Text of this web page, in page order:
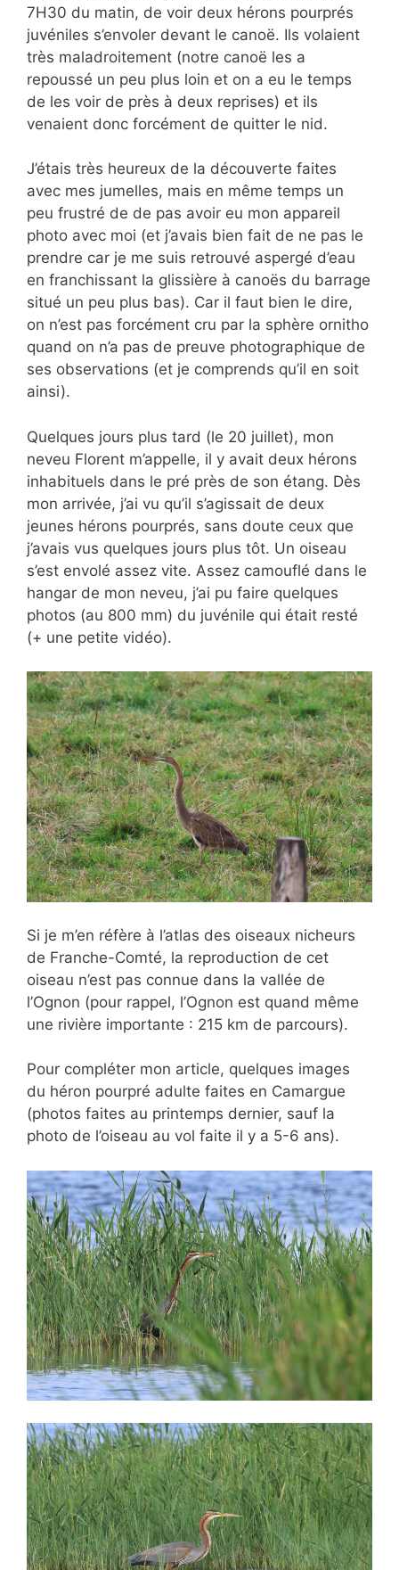
7H30 du matin, de voir deux hérons pourprés
juvéniles s’envoler devant le canoë. Ils volaient
très maladroitement (notre canoë les a
repoussé un peu plus loin et on a eu le temps
de les voir de près à deux reprises) et ils
venaient donc forcément de quitter le nid.
J’étais très heureux de la découverte faites
avec mes jumelles, mais en même temps un
peu frustré de de pas avoir eu mon appareil
photo avec moi (et j’avais bien fait de ne pas le
prendre car je me suis retrouvé aspergé d’eau
en franchissant la glissière à canoës du barrage
situé un peu plus bas). Car il faut bien le dire,
on n’est pas forcément cru par la sphère ornitho
quand on n’a pas de preuve photographique de
ses observations (et je comprends qu’il en soit
ainsi).
Quelques jours plus tard (le 20 juillet), mon
neveu Florent m’appelle, il y avait deux hérons
inhabituels dans le pré près de son étang. Dès
mon arrivée, j’ai vu qu’il s’agissait de deux
jeunes hérons pourprés, sans doute ceux que
j’avais vus quelques jours plus tôt. Un oiseau
s’est envolé assez vite. Assez camouflé dans le
hangar de mon neveu, j’ai pu faire quelques
photos (au 800 mm) du juvénile qui était resté
(+ une petite vidéo).
Si je m’en réfère à l’atlas des oiseaux nicheurs
de Franche-Comté, la reproduction de cet
oiseau n’est pas connue dans la vallée de
l’Ognon (pour rappel, l’Ognon est quand même
une rivière importante : 215 km de parcours).
Pour compléter mon article, quelques images
du héron pourpré adulte faites en Camargue
(photos faites au printemps dernier, sauf la
photo de l’oiseau au vol faite il y a 5-6 ans).